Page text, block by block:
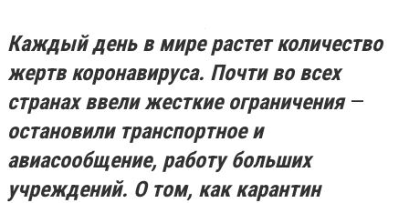
Каждый день в мире растет количество
жертв коронавируса. Почти во всех
странах ввели жесткие ограничения —
остановили транспортное и
авиасообщение, работу больших
учреждений. О том, как карантин